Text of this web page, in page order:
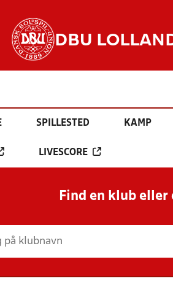
DBU
SPILLESTED KAMP
LIVESCORE
Find en klub eller